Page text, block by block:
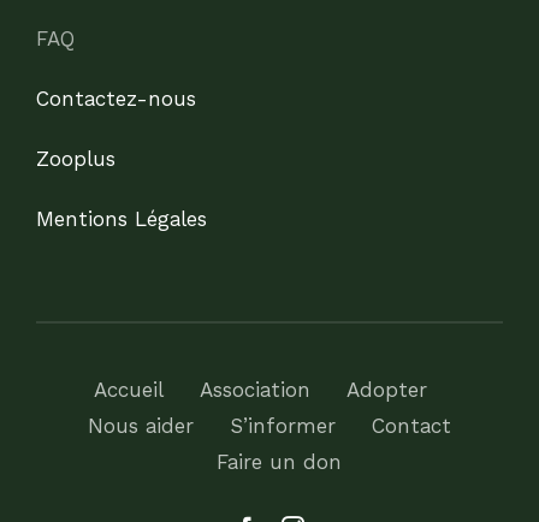
FAQ
Contactez-nous
Zooplus
Mentions Légales
Accueil Association
Adopter
Nous aider
S’informer
Contact
Faire un don